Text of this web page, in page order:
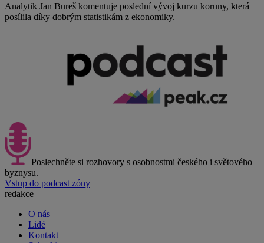
Analytik Jan Bureš komentuje poslední vývoj kurzu koruny, která
posílila díky dobrým statistikám z ekonomiky.
Poslechněte si rozhovory s osobnostmi českého i světového
byznysu.
Vstup do podcast zóny
redakce
O nás
Lidé
Kontakt